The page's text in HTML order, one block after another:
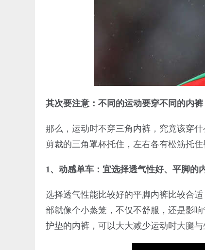
其次要注意：不同的运动要穿不同的内裤
那么，运动时不穿三角内裤，究竟该穿
剪裁的三角罩杯托住，左右各有松筋托
1、动感单车：宜选择透气性好、平脚的
选择透气性能比较好的平脚内裤比较合
部就像个小蒸笼，不仅不舒服，还是影
护垫的内裤，可以大大减少运动时大腿与